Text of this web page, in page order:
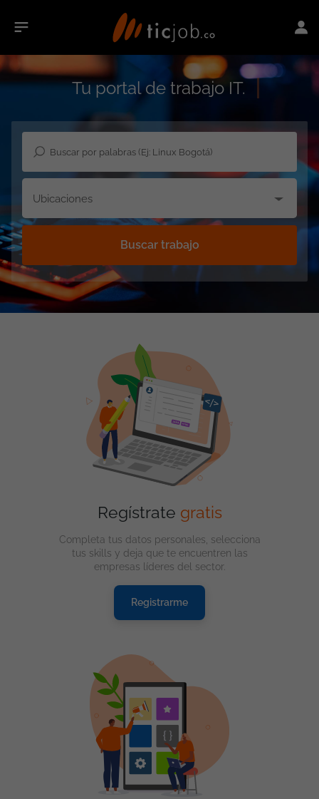
Tu portal de trabajo IT.
Ubicaciones
Buscar trabajo
Regístrate gratis
Completa tus datos personales, selecciona
tus skills y deja que te encuentren las
empresas líderes del sector.
Registrarme